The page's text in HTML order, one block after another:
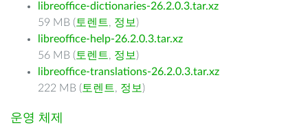
libreoffice-dictionaries-26.2.0.3.tar.xz
59 MB ( 토렌트, 정보 )
libreoffice-help-26.2.0.3.tar.xz
56 MB ( 토렌트, 정보 )
libreoffice-translations-26.2.0.3.tar.xz
222 MB ( 토렌트, 정보 )
운영 체제